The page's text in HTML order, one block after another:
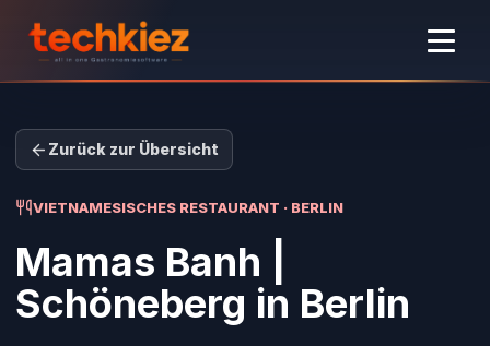
Zurück zur Übersicht
VIETNAMESISCHES RESTAURANT · BERLIN
Mamas Banh |
Schöneberg in Berlin